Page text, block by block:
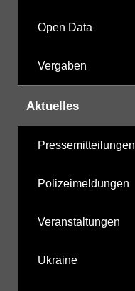
Open Data
Vergaben
Aktuelles
Pressemitteilungen
Polizeimeldungen
Veranstaltungen
Ukraine